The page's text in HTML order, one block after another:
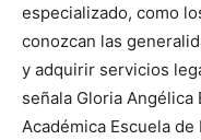
especializado, como
conozcan las
y adquirir servicios
señala Gloria
Académica Escuela